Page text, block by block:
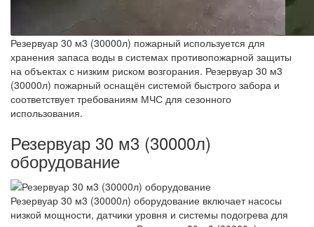
Резервуар 30 м3 (30000л) пожарный используется для
хранения запаса воды в системах противопожарной защиты
на объектах с низким риском возгорания. Резервуар 30 м3
(30000л) пожарный оснащён системой быстрого забора и
соответствует требованиям МЧС для сезонного
использования.
Резервуар 30 м3 (30000л)
оборудование
Резервуар 30 м3 (30000л) оборудование включает насосы
низкой мощности, датчики уровня и системы подогрева для